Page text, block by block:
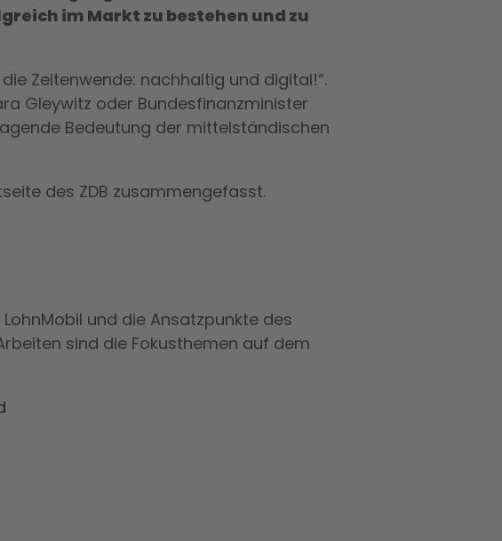
im Markt zu bestehen und zu
Zeitenwende: nachhaltig und digital!“.
Gleywitz oder Bundesfinanzminister
Bedeutung der mittelständischen
des ZDB zusammengefasst.
und die Ansatzpunkte des
sind die Fokusthemen auf dem